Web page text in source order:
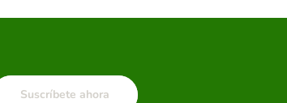
Suscríbete ahora